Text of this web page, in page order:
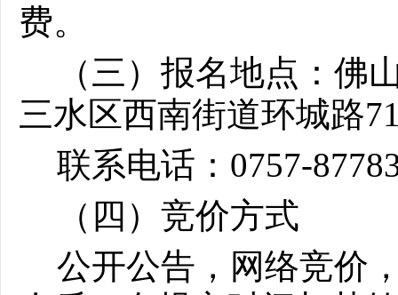
费。
（三）报名地点：佛
三水区西南街道环城路
联系电话： 0757-
（四）竞价方式
公开公告，网络竞价